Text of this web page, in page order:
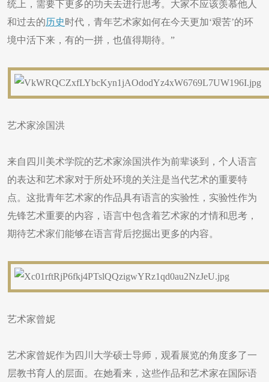
统上，需要下更多的功夫去进行思考。大家不应该羡慕他人
和过去的历史时代，青年艺术家如何在今天更加‘艰苦’的环
境中活下来，有的一拼，也值得期待。”
艺术家涂国洪
来自四川美术学院的艺术家涂国洪作为前辈谈到，个人语言
的表达和艺术家对于所处环境的关注是当代艺术的重要特
点。这批青年艺术家的作品具有语言的实验性，实验性作为
先锋艺术重要的内容，语言中包含着艺术家的才情和思考，
期待艺术家们能够在语言背后挖掘出更多的内容。
艺术家曾妮
艺术家曾妮作为四川大学硕士导师，观看展览的角度多了一
层教书育人的层面。在她看来，这些作品和艺术家在国际语